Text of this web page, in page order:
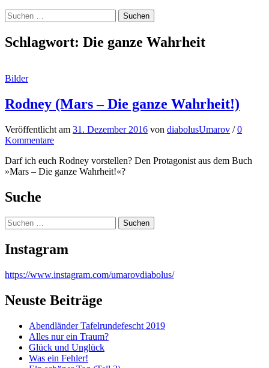
Suchen
nach:
Schlagwort: Die ganze Wahrheit
Bilder
Rodney (Mars – Die ganze Wahrheit!)
Veröffentlicht am 31. Dezember 2016 von diabolusUmarov /0
Kommentare
Darf ich euch Rodney vorstellen? Den Protagonist aus dem Buch
»Mars – Die ganze Wahrheit!«?
Suche
Suchen
nach:
Instagram
https://www.instagram.com/umarovdiabolus/
Neuste Beiträge
Abendländer Tafelrundefescht 2019
Alles nur ein Traum?
Glück und Unglück
Was ein Fehler!